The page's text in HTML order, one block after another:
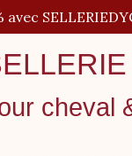
avec
cheval